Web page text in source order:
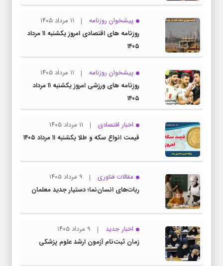
پیشخوان روزنامه
۱۱ مرداد ۱۴۰۵
روزنامه های اقتصادی امروز یکشنبه ۱۱ مرداد
۱۴۰۵
پیشخوان روزنامه
۱۱ مرداد ۱۴۰۵
روزنامه های ورزشی امروز یکشنبه ۱۱ مرداد
۱۴۰۵
اخبار اقتصادی
۱۱ مرداد ۱۴۰۵
قیمت انواع سکه و طلا یکشنبه ۱۱ مرداد ۱۴۰۵
مقالات فناوری
۹ مرداد ۱۴۰۵
ربات‌های انسان‌نما؛ دستیار جدید معلمان
اخبار جدید
۹ مرداد ۱۴۰۵
زمان ثبت‌نام آزمون ارشد علوم پزشکی